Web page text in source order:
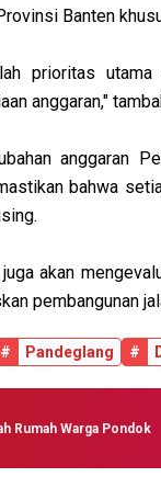
Banten
prioritas
anggaran,"
anggaran
bahwa
akan
pembangunan
# Pandeglang #
Rumah Warga Pondok